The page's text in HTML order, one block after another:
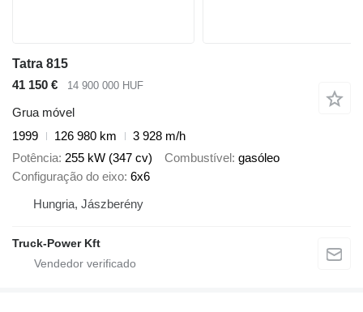
Tatra 815
41 150 €
14 900 000 HUF
Grua móvel
1999
126 980 km
3 928 m/h
Potência 255 kW (347 cv) Combustível gasóleo
Configuração do eixo 6x6
Hungria, Jászberény
Truck-Power Kft